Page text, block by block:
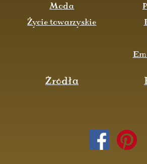
Moda
Życie towarzyskie
Źródła